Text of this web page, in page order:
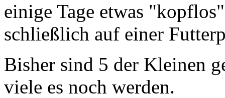
einige Tage etwas
schließlich auf einer
Bisher sind 5 der Kleinen
viele es noch werden.